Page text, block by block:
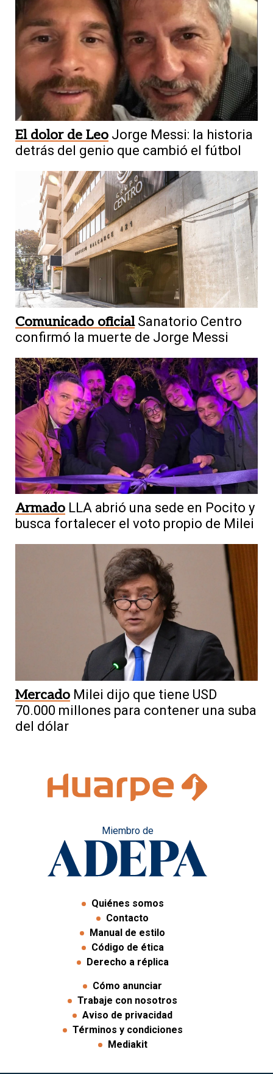
El dolor de Leo Jorge Messi: la historia
detrás del genio que cambió el fútbol
Comunicado oficial Sanatorio Centro
confirmó la muerte de Jorge Messi
Armado LLA abrió una sede en Pocito y
busca fortalecer el voto propio de Milei
Mercado Milei dijo que tiene USD
70.000 millones para contener una suba
del dólar
Miembro de
Quiénes somos
Contacto
Manual de estilo
Código de ética
Derecho a réplica
Cómo anunciar
Trabaje con nosotros
Aviso de privacidad
Términos y condiciones
Mediakit